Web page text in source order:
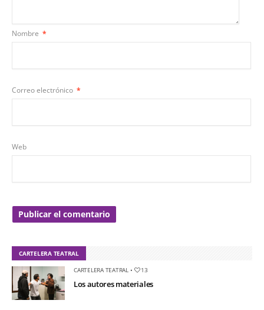
Nombre *
Correo electrónico *
Web
CARTELERA TEATRAL
CARTELERA TEATRAL• 13
Los autores materiales